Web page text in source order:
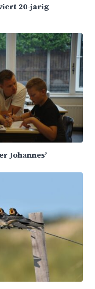
20-jarig
Johannes’